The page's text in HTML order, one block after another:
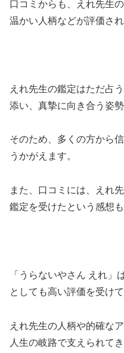
口コミからも、えれ先生
温かい人柄などが評価さ
えれ先生の鑑定はただ占
添い、真摯に向き合う姿
そのため、多くの方から
うかがえます。
また、口コミには、えれ
鑑定を受けたという感想
「うらないやさん えれ」
としても高い評価を受け
えれ先生の人柄や的確な
人生の岐路で支えられて